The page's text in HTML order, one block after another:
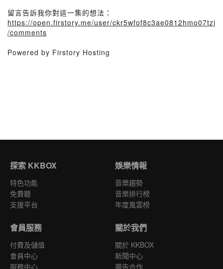
留言告訴我你對這一集的想法：
https://open.firstory.me/user/ckr5wfof8c3ae0812hmo07tzj
/comments
Powered by Firstory Hosting
探索 KKBOX
特色功能
免費聽
支援平台
娛樂情報
音樂趨勢
音樂排行榜
年度風雲榜
會員服務
付費及儲值
會員中心
服務中心
關於我們
關於 KKBOX
新聞中心
廣告合作